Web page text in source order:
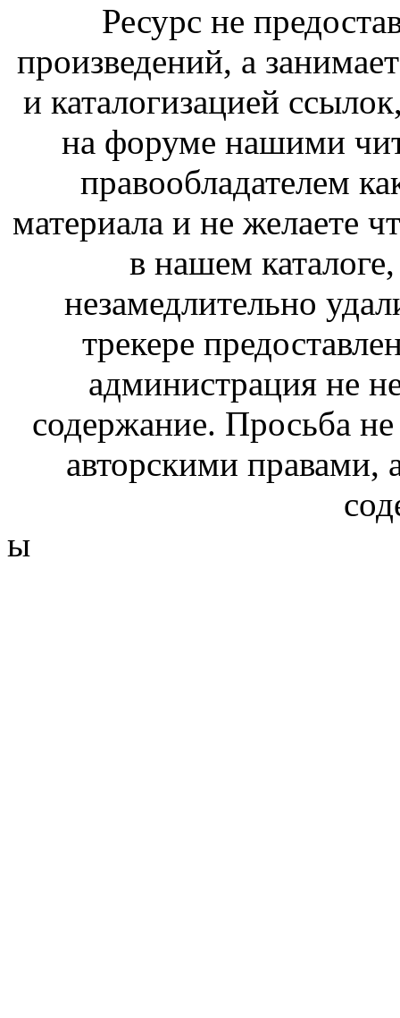
Ресурс не
произведений, а
и каталогизацией
на форуме нашими
правообладателем
материала и не желаете
в нашем
незамедлительно
трекере
администрация не
содержание. Просьба
авторскими правами,
ы